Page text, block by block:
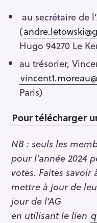
au secrétaire de
(
Hugo 94270 Le
au trésorier,
Paris)
Pour télécharger
NB : seuls les
pour l’année 2024
votes. Faites
mettre à jour de
jour de l’AG
en utilisant le lien